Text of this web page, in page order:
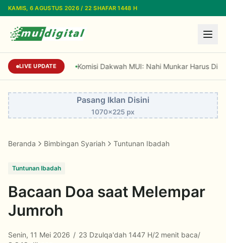
Lewati ke konten utama
KAMIS, 6 AGUSTUS 2026 / 22 SHAFAR 1448 H
LIVE UPDATE Komisi Dakwah MUI: Nahi Munkar Harus
Pasang Iklan Disini
1070x225 px
Beranda Bimbingan Syariah Tuntunan Ibadah
Tuntunan Ibadah
Bacaan Doa saat Melempar
Jumroh
Senin, 11 Mei 2026 / 23 Dzulqa'dah 1447 H/2 menit baca/